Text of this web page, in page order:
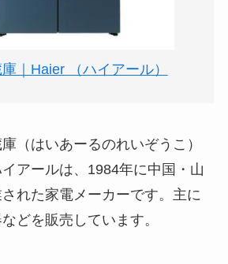
｜Haier （ハイアール）
（はいあーるのれいぞうこ）
アールは、1984年に中国・山
れた家電メーカーです。主に
どを販売しています。